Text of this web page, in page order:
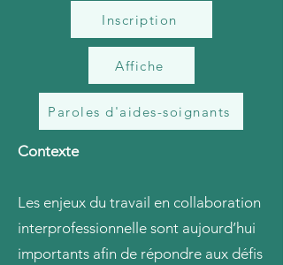
Inscription
Affiche
Paroles d'aides-soignants
Contexte
Les enjeux du travail en collaboration
interprofessionnelle sont aujourd’hui
importants afin de répondre aux défis